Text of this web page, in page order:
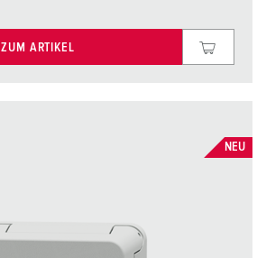
ZUM ARTIKEL
NEU